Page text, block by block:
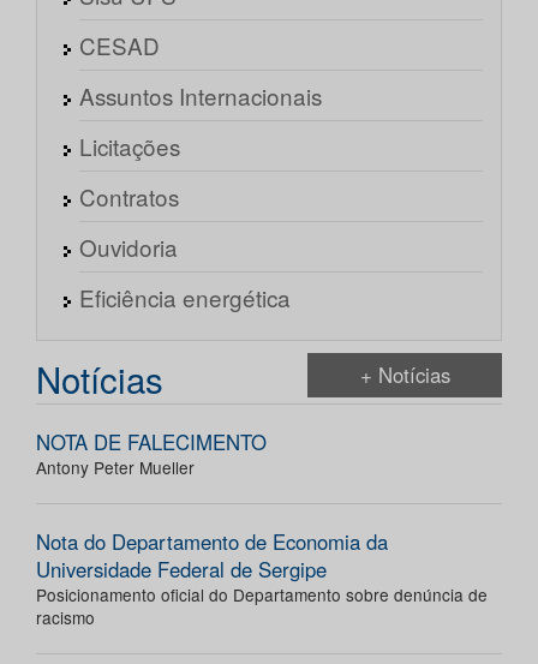
CESAD
Assuntos Internacionais
Licitações
Contratos
Ouvidoria
Eficiência energética
Notícias + Notícias
NOTA DE FALECIMENTO
Antony Peter Mueller
Nota do Departamento de Economia da
Universidade Federal de Sergipe
Posicionamento oficial do Departamento sobre denúncia de
racismo